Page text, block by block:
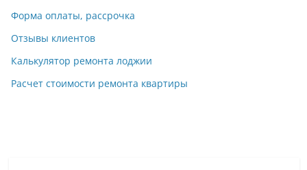
Форма оплаты, рассрочка
Отзывы клиентов
Калькулятор ремонта лоджии
Расчет стоимости ремонта квартиры